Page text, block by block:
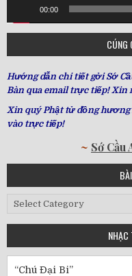
00:00
CÚNG
Hướng dẫn chi tiết gởi Sớ
Bàn qua email trực tiếp! Xin
Xin quý Phật tử đồng hương
vào trực tiếp!
~ Sớ Cầu
Bài
Gần
NHẠC
“Chú Đại Bi”